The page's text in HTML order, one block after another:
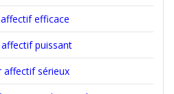
efficace
puissant
affectif sérieux